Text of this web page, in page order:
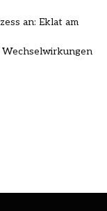
an: Eklat am